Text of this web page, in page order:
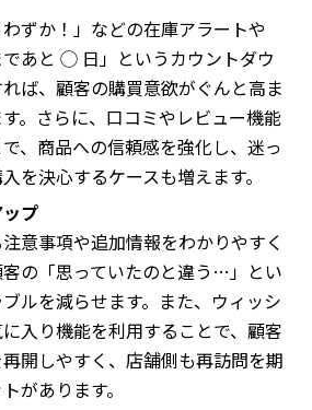
ずか！」などの在庫アラートや
であと ◯ 日」というカウントダウ
ば、顧客の購買意欲がぐんと高ま
。さらに、口コミやレビュー機能
、商品への信頼感を強化し、迷っ
を決心するケースも増えます。
プ
意事項や追加情報をわかりやすく
の「思っていたのと違う…」とい
ルを減らせます。また、ウィッシ
入り機能を利用することで、顧客
開しやすく、店舗側も再訪問を期
があります。